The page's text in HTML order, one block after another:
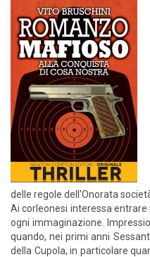
delle regole dell'Onorata
Ai corleonesi interessa entrare
ogni immaginazione.
quando, nei primi anni
della Cupola, in particolare